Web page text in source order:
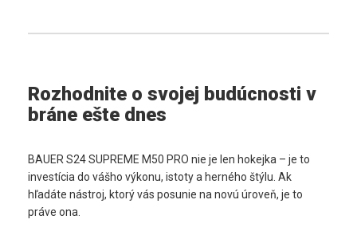
Rozhodnite o svojej budúcnosti v
bráne ešte dnes
BAUER S24 SUPREME M50 PRO nie je len hokejka – je to
investícia do vášho výkonu, istoty a herného štýlu. Ak
hľadáte nástroj, ktorý vás posunie na novú úroveň, je to
práve ona.